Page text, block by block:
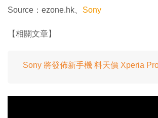
Source：ezone.hk、 Sony
【相關文章】
Sony 將發佈新手機 料天價 Xperia